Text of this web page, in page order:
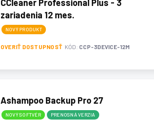
CCleaner Professional Plus - 3
zariadenia 12 mes.
NOVÝ PRODUKT
OVERIŤ DOSTUPNOSŤ KÓD: CCP-3DEVICE-12M
Ashampoo Backup Pro 27
PRENOSNÁ VERZIA
NOVÝ SOFTVÉR